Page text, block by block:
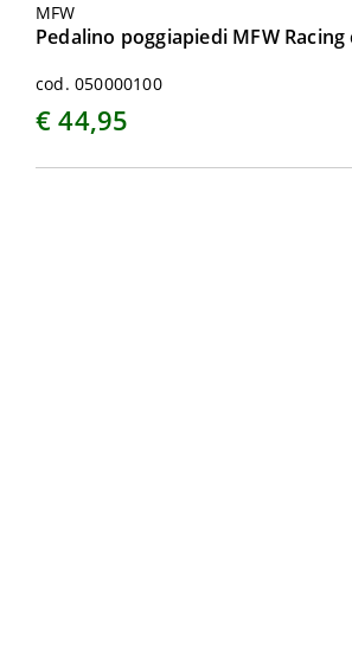
MFW
Pedalino poggiapiedi MFW Racing
cod. 050000100
€ 44,95